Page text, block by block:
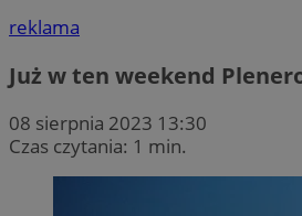
reklama
Już w ten weekend
08 sierpnia 2023 13:30
Czas czytania: 1 min.